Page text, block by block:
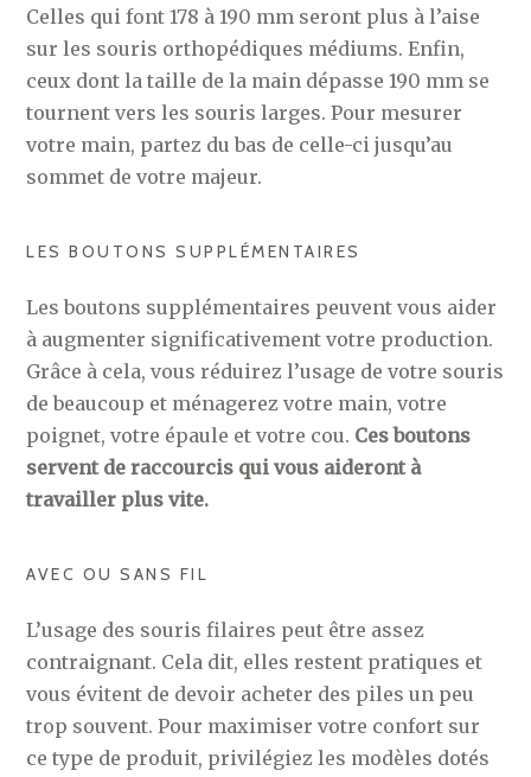
Celles qui font 178 à 190 mm seront plus à l’aise
sur les souris orthopédiques médiums. Enfin,
ceux dont la taille de la main dépasse 190 mm se
tournent vers les souris larges. Pour mesurer
votre main, partez du bas de celle-ci jusqu’au
sommet de votre majeur.
LES BOUTONS SUPPLÉMENTAIRES
Les boutons supplémentaires peuvent vous aider
à augmenter significativement votre production.
Grâce à cela, vous réduirez l’usage de votre souris
de beaucoup et ménagerez votre main, votre
poignet, votre épaule et votre cou. Ces boutons
servent de raccourcis qui vous aideront à
travailler plus vite.
AVEC OU SANS FIL
L’usage des souris filaires peut être assez
contraignant. Cela dit, elles restent pratiques et
vous évitent de devoir acheter des piles un peu
trop souvent. Pour maximiser votre confort sur
ce type de produit, privilégiez les modèles dotés